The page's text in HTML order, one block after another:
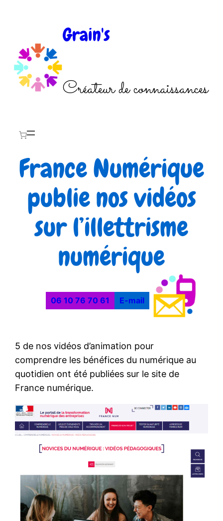
Grain's
Créateur de connaissances
France Numérique
publie nos vidéos
sur l’illettrisme
numérique
06 10 76 70 61 E-mail
5 de nos vidéos d’animation pour
comprendre les bénéfices du numérique au
quotidien ont été publiées sur le site de
France numérique.